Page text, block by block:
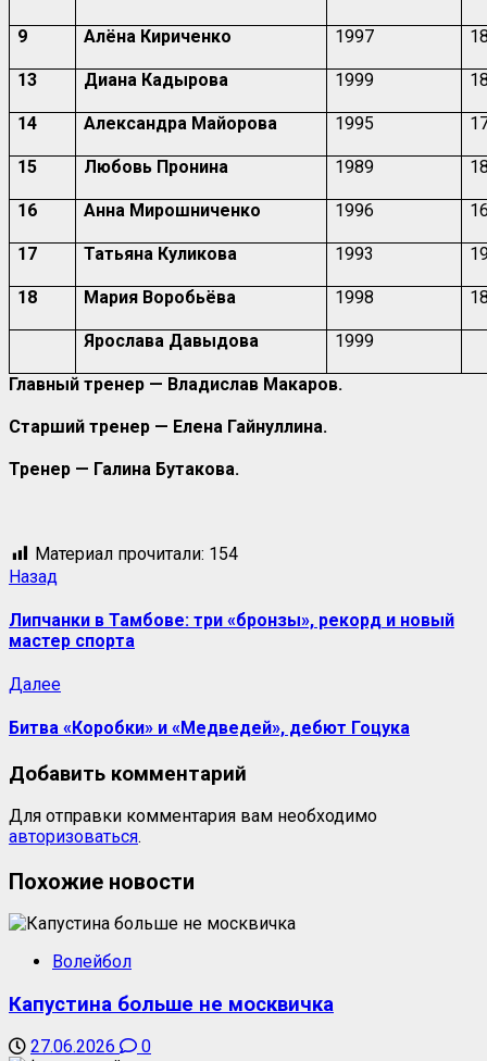
9 Алёна Кириченко 1997
13 Диана Кадырова 1999
14 Александра Майорова 1995
15 Любовь Пронина 1989
16 Анна Мирошниченко 1996
17 Татьяна Куликова 1993
18 Мария Воробьёва 1998
Ярослава Давыдова 1999
Главный тренер — Владислав Макаров.
Старший тренер — Елена Гайнуллина.
Тренер — Галина Бутакова.
Материал прочитали: 154
Назад
Липчанки в Тамбове: три «бронзы», рекорд и новый
мастер спорта
Далее
Битва «Коробки» и «Медведей», дебют Гоцука
Добавить комментарий
Для отправки комментария вам необходимо
авторизоваться.
Похожие новости
Волейбол
Капустина больше не москвичка
27.06.2026 0